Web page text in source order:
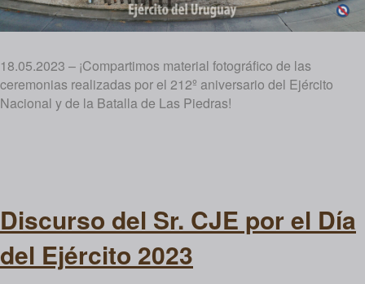
18.05.2023 – ¡Compartimos material fotográfico de las
ceremonias realizadas por el 212º aniversario del Ejército
Nacional y de la Batalla de Las Piedras!
Discurso del Sr. CJE por el Día
del Ejército 2023